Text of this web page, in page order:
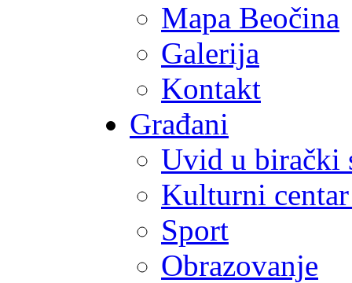
Mapa Beočina
Galerija
Kontakt
Građani
Uvid u birački
Kulturni
Sport
Obrazovanje